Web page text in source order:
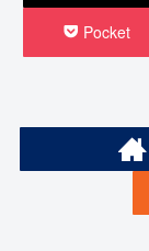
Pocket